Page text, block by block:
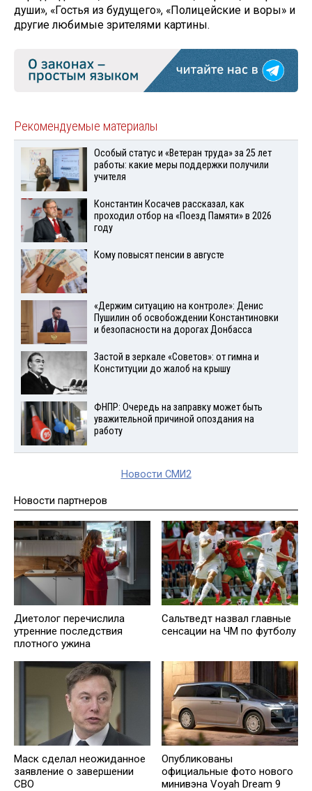
души», «Гостья из будущего», «Полицейские и воры» и
другие любимые зрителями картины.
Рекомендуемые материалы
Особый статус и «Ветеран труда» за 25 лет
работы: какие меры поддержки получили
учителя
Константин Косачев рассказал, как
проходил отбор на «Поезд Памяти» в 2026
году
Кому повысят пенсии в августе
«Держим ситуацию на контроле»: Денис
Пушилин об освобождении Константиновки
и безопасности на дорогах Донбасса
Застой в зеркале «Советов»: от гимна и
Конституции до жалоб на крышу
ФНПР: Очередь на заправку может быть
уважительной причиной опоздания на
работу
Новости СМИ2
Новости партнеров
Диетолог перечислила
утренние последствия
плотного ужина
Сальтведт назвал главные
сенсации на ЧМ по футболу
Маск сделал неожиданное
заявление о завершении
СВО
Опубликованы
официальные фото нового
минивэна Voyah Dream 9